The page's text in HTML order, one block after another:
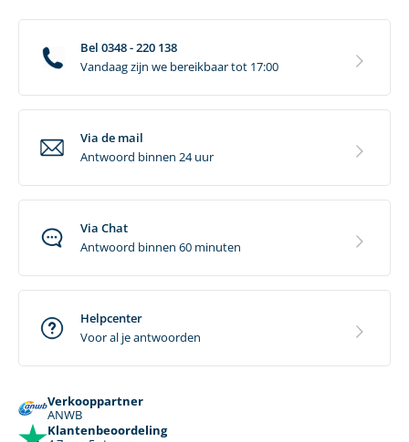
Bel 0348 - 220 138
Vandaag zijn we bereikbaar tot 17:00
Via de mail
Antwoord binnen 24 uur
Via Chat
Antwoord binnen 60 minuten
Helpcenter
Voor al je antwoorden
Verkooppartner
ANWB
Klantenbeoordeling